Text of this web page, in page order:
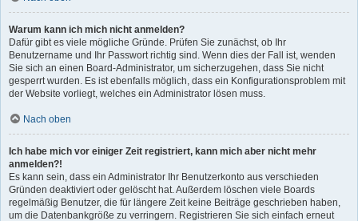
Warum kann ich mich nicht anmelden?
Dafür gibt es viele mögliche Gründe. Prüfen Sie zunächst, ob Ihr
Benutzername und Ihr Passwort richtig sind. Wenn dies der Fall ist, wenden
Sie sich an einen Board-Administrator, um sicherzugehen, dass Sie nicht
gesperrt wurden. Es ist ebenfalls möglich, dass ein Konfigurationsproblem mit
der Website vorliegt, welches ein Administrator lösen muss.
Nach oben
Ich habe mich vor einiger Zeit registriert, kann mich aber nicht mehr
anmelden?!
Es kann sein, dass ein Administrator Ihr Benutzerkonto aus verschieden
Gründen deaktiviert oder gelöscht hat. Außerdem löschen viele Boards
regelmäßig Benutzer, die für längere Zeit keine Beiträge geschrieben haben,
um die Datenbankgröße zu verringern. Registrieren Sie sich einfach erneut